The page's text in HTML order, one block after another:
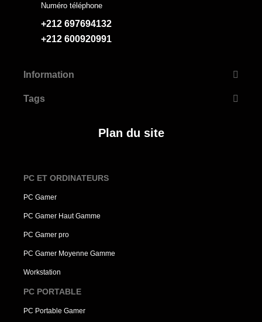
Numéro téléphone
+212 697694132
+212 600920991
Information
Tags
Plan du site
PC ET ORDINATEURS
PC Gamer
PC Gamer Haut Gamme
PC Gamer pro
PC Gamer Moyenne Gamme
Workstation
PC PORTABLE
PC Portable Gamer